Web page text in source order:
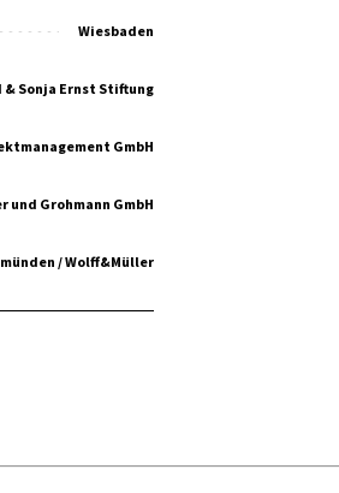
Wiesbaden
& Sonja Ernst Stiftung
GmbH
und Grohmann GmbH
/ Wolff&Müller